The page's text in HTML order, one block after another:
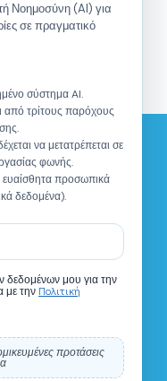
Νοημοσύνη (AI) για
σε πραγματικό
σύστημα AI.
από τρίτους παρόχους
να μετατρέπεται σε
φωνής.
ευαίσθητα προσωπικά
δεδομένα).
δεδομένων μου για την
με την Πολιτική
προτάσεις